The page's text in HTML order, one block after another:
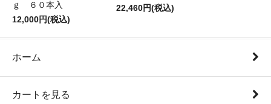
ｇ ６０本入
12,000円(税込)
22,460円(税込)
ホーム
カートを見る